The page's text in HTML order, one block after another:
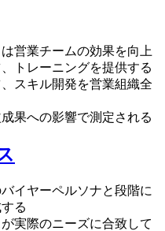
営業チームの効果を向上
トレーニングを提供する
スキル開発を営業組織全
果への影響で測定される
イヤーペルソナと段階に
る
実際のニーズに合致して